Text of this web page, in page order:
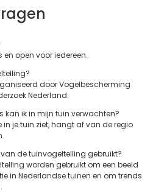
open voor iedereen.
door Vogelbescherming
Nederland.
kan ik in mijn tuin verwachten?
je tuin ziet, hangt af van de regio
de tuinvogeltelling gebruikt?
worden gebruikt om een beeld
in Nederlandse tuinen en om trends